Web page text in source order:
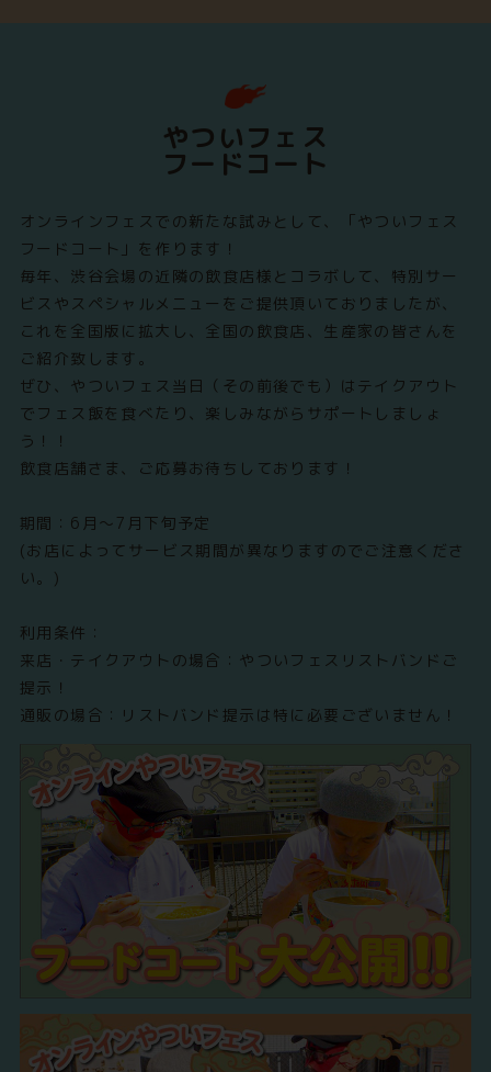
やついフェス
フードコート
オンラインフェスでの新たな試みとして、「やついフェス
フードコート」を作ります！
毎年、渋谷会場の近隣の飲食店様とコラボして、特別サー
ビスやスペシャルメニューをご提供頂いておりましたが、
これを全国版に拡大し、全国の飲食店、生産家の皆さんを
ご紹介致します。
ぜひ、やついフェス当日（その前後でも）はテイクアウト
でフェス飯を食べたり、楽しみながらサポートしましょ
う！！
飲食店舗さま、ご応募お待ちしております！
期間：6月～7月下旬予定
(お店によってサービス期間が異なりますのでご注意くださ
い。)
利用条件：
来店・テイクアウトの場合：やついフェスリストバンドご
提示！
通販の場合：リストバンド提示は特に必要ございません！